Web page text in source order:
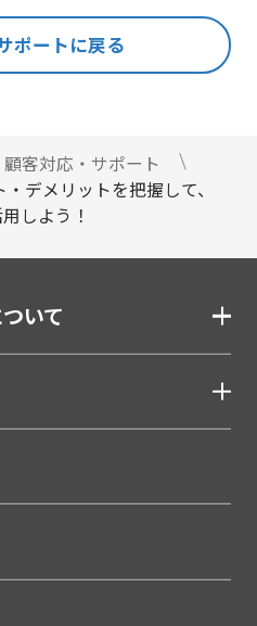
信用組合・JAバンク・保
化
ン
#機能・仕組み
#法令
#連携
#選び方
ポートに戻る
顧客対応・サポート
デメリットを把握して、
しよう！
いて